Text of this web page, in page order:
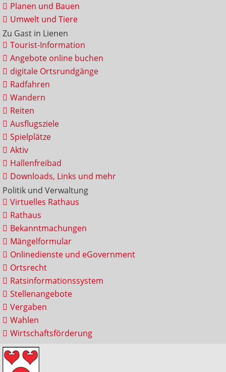
Planen und Bauen
Umwelt und Tiere
Zu Gast in Lienen
Tourist-Information
Angebote online buchen
digitale Ortsrundgänge
Radfahren
Wandern
Reiten
Ausflugsziele
Spielplätze
Aktiv
Hallenfreibad
Downloads, Links und mehr
Politik und Verwaltung
Virtuelles Rathaus
Rathaus
Bekanntmachungen
Mängelformular
Onlinedienste und eGovernment
Ortsrecht
Ratsinformationssystem
Stellenangebote
Vergaben
Wahlen
Wirtschaftsförderung